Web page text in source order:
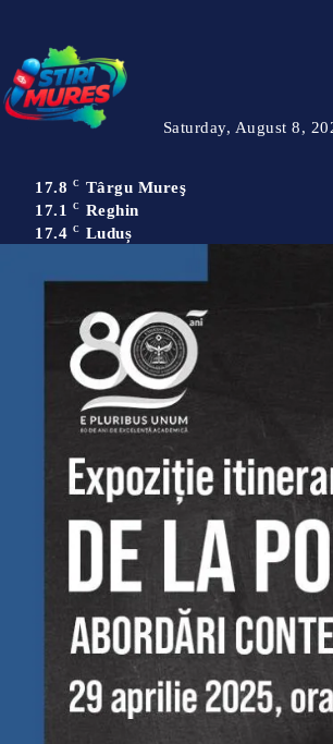
Saturday, August 8,
17.8 C
Târgu Mureş
17.1
C
Reghin
17.4 C Luduș